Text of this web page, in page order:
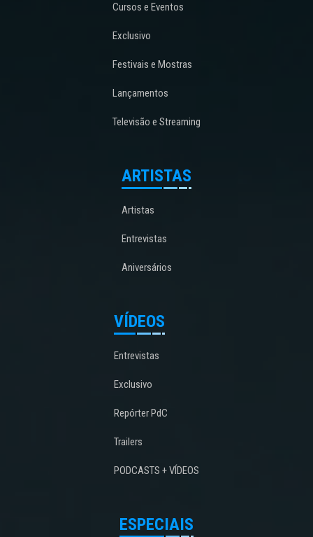
Cursos e Eventos
Exclusivo
Festivais e Mostras
Lançamentos
Televisão e Streaming
ARTISTAS
Artistas
Entrevistas
Aniversários
VÍDEOS
Entrevistas
Exclusivo
Repórter PdC
Trailers
PODCASTS + VÍDEOS
ESPECIAIS